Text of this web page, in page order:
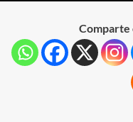
Comparte